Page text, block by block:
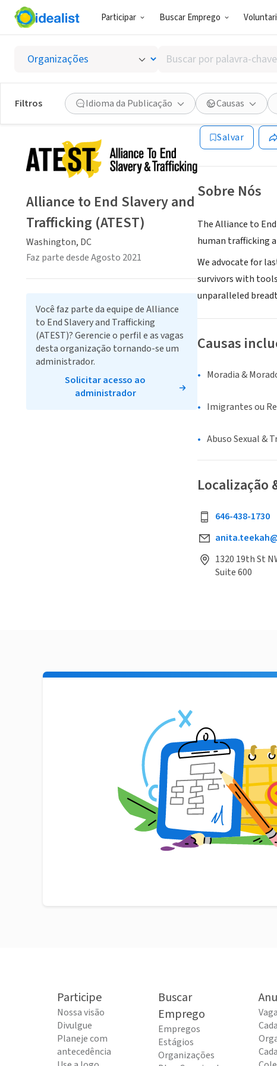
Participar Buscar Emprego
Buscar
por
palavra-
chave,
habilidades
ou
interesses
Filtros Idioma da Publicação Causas
Alliance
Washington, DC
Salvar
Sobre Nós
The Alliance to
human trafficking
We advocate for
survivors with
unparalleled
Causas
Moradia &
Imigrantes ou
Abuso Sexual &
Localização
646-438-1730
1320 19th St
Suite 600
Alliance to End Slavery and
Trafficking (ATEST)
Washington, DC
Faz parte desde Agosto 2021
Você faz parte da equipe de Alliance
to End Slavery and Trafficking
(ATEST)? Gerencie o perfil e as vagas
desta organização tornando-se um
administrador.
Solicitar acesso ao
administrador
Participe
Nossa visão
Divulgue
Planeje com
antecedência
Buscar
Emprego
Empregos
Estágios
Organizações